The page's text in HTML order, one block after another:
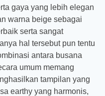
gaya yang lebih elegan
warna beige sebagai
serta sangat
hal tersebut pun tentu
antara busana
umum memang
tampilan yang
earthy yang harmonis,